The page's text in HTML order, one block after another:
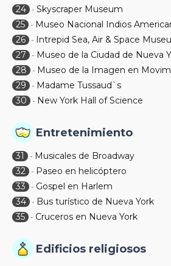
24 - Skyscraper Museum
25 - Museo Nacional Indios
26 - Intrepid Sea, Air & Space
27
- Museo de la Ciudad de Nueva
28
- Museo de la Imagen en
29
- Madame Tussaud`s
30
- New York Hall of Science
Entretenimiento
31 - Musicales de Broadway
32 - Paseo en helicóptero
33
- Gospel en Harlem
34 - Bus turístico de Nueva York
35 - Cruceros en Nueva York
Edificios religiosos